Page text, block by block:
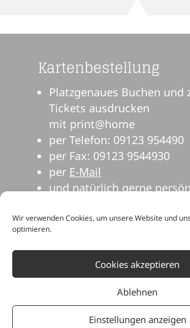
Wir verwenden Cookies, um unsere Website und
optimieren.
Cookies akzeptieren
Ablehnen
Einstellungen anzeigen
Kartenbestellung
Platzgenaues Buchen und
Tickets ausdrucken
mit print@home
per Telefon: 09123 954490
per Fax: 09123 9544930
per E-Mail
und natürlich gerne
© Dehnberger Hof Theater |